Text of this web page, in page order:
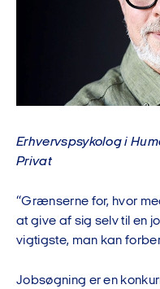
Erhvervspsykolog i
Privat
“Grænserne for, hvor
at give af sig selv til en
vigtigste, man kan
Jobsøgning er en